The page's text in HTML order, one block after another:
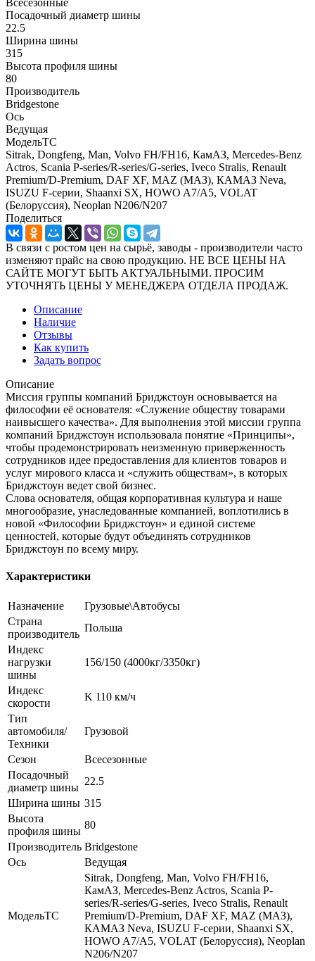
Посадочный диаметр шины
22.5
Ширина шины
315
Высота профиля шины
80
Производитель
Bridgestone
Ось
Ведущая
МодельТС
Sitrak, Dongfeng, Man, Volvo FH/FH16, КамАЗ, Mercedes-Benz
Actros, Scania P-series/R-series/G-series, Iveco Stralis, Renault
Premium/D-Premium, DAF XF, MAZ (МАЗ), КАМАЗ Neva,
ISUZU F-серии, Shaanxi SX, HOWO A7/A5, VOLAT
(Белоруссия), Neoplan N206/N207
Поделиться
В связи с ростом цен на сырьё, заводы - производители часто
изменяют прайс на свою продукцию. НЕ ВСЕ ЦЕНЫ НА
САЙТЕ МОГУТ БЫТЬ АКТУАЛЬНЫМИ. ПРОСИМ
УТОЧНЯТЬ ЦЕНЫ У МЕНЕДЖЕРА ОТДЕЛА ПРОДАЖ.
Описание
Наличие
Отзывы
Как купить
Задать вопрос
Описание
Миссия группы компаний Бриджстоун основывается на
философии её основателя: «Служение обществу товарами
наивысшего качества». Для выполнения этой миссии группа
компаний Бриджстоун использовала понятие «Принципы»,
чтобы продемонстрировать неизменную приверженность
сотрудников идее предоставления для клиентов товаров и
услуг мирового класса и «служить обществам», в которых
Бриджстоун ведет свой бизнес.
Слова основателя, общая корпоративная культура и наше
многообразие, унаследованные компанией, воплотились в
новой «Философии Бриджстоун» и единой системе
ценностей, которые будут объединять сотрудников
Бриджстоун по всему миру.
Характеристики
Назначение
Грузовые\Автобусы
Страна
производитель
Польша
Индекс
нагрузки
шины
156/150 (4000кг/3350кг)
Индекс
скорости
K 110 км/ч
Тип
автомобиля/
Техники
Грузовой
Сезон
Всесезонные
Посадочный
диаметр шины
22.5
Ширина шины 315
Высота
профиля шины
80
Производитель Bridgestone
Ось
Ведущая
МодельТС
Sitrak, Dongfeng, Man, Volvo FH/FH16,
КамАЗ, Mercedes-Benz Actros, Scania P-
series/R-series/G-series, Iveco Stralis, Renault
Premium/D-Premium, DAF XF, MAZ (МАЗ),
КАМАЗ Neva, ISUZU F-серии, Shaanxi SX,
HOWO A7/A5, VOLAT (Белоруссия), Neoplan
N206/N207